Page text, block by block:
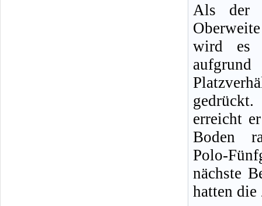
Als der
wird es
erreicht
Boden
Polo-
nächste
hatten